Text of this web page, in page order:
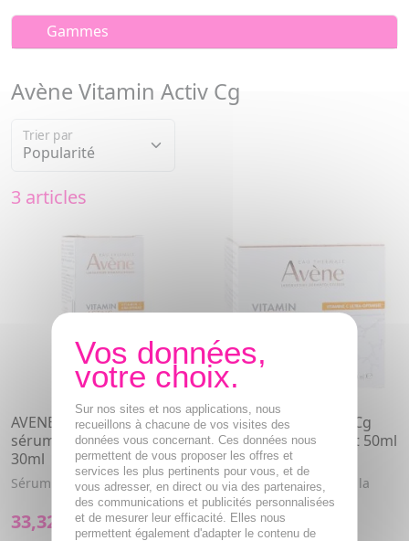
Gammes
Avène Vitamin Activ Cg
Trier par
3 articles
AVENE Vitamin Activ Cg
sérum correcteur éclat
30ml
Sérum correcteur éclat.
33,32€
AVENE Vitamin Activ Cg
Crème intensive éclat 50ml
pot
Crème intensive éclat à la
vitamine C
36,45€
Sur nos sites et nos applications, nous
recueillons à chacune de vos visites des
données vous concernant. Ces données nous
permettent de vous proposer les offres et
services les plus pertinents pour vous, et de
vous adresser, en direct ou via des partenaires,
des communications et publicités personnalisées
et de mesurer leur efficacité. Elles nous
permettent également d'adapter le contenu de